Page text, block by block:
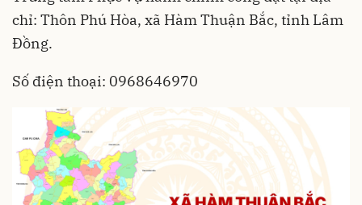
chỉ: Thôn Phú Hòa, xã Hàm Thuận Bắc, tỉnh Lâm
Đồng.
Số điện thoại: 0968646970